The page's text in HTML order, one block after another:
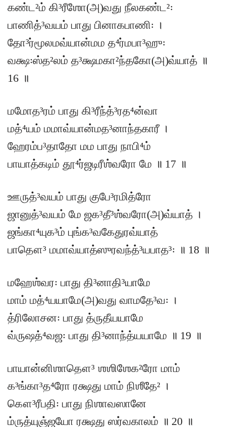
கண்ட²ம் கி³ரீஶோ(அ)வது நீலகண்ட²꞉
பாணித்³வயம் பாது பினாகபாணி꞉ ।
தோ³ர்மூலமவ்யான்மம த⁴ர்மபா³ஹு꞉
வக்ஷ꞉ஸ்த²லம் த³க்ஷமகா²ந்தகோ(அ)வ்யாத் ॥
16 ॥
மமோத³ரம் பாது கி³ரீந்த்³ரத⁴ன்வா
மத்⁴யம் மமாவ்யான்மத³னாந்தகாரீ ।
ஹேரம்ப³தாதோ மம பாது நாபி⁴ம்
பாயாத்கடிம் தூ⁴ர்ஜடிரீஶ்வரோ மே ॥ 17 ॥
ஊருத்³வயம் பாது குபே³ரமித்ரோ
ஜானுத்³வயம் மே ஜக³தீ³ஶ்வரோ(அ)வ்யாத் ।
ஜங்கா⁴யுக³ம் புங்க³வகேதுரவ்யாத்
பாதௌ³ மமாவ்யாத்ஸுரவந்த்³யபாத³꞉ ॥ 18 ॥
மஹேஶ்வர꞉ பாது தி³னாதி³யாமே
மாம் மத்⁴யயாமே(அ)வது வாமதே³வ꞉ ।
த்ரிலோசன꞉ பாது த்ருதீயயாமே
வ்ருஷத்⁴வஜ꞉ பாது தி³னாந்த்யயாமே ॥ 19 ॥
பாயான்னிஶாதௌ³ ஶஶிஶேக²ரோ மாம்
க³ங்கா³த⁴ரோ ரக்ஷது மாம் நிஶீதே² ।
கௌ³ரீபதி꞉ பாது நிஶாவஸானே
ம்ருத்யுஞ்ஜயோ ரக்ஷது ஸர்வகாலம் ॥ 20 ॥